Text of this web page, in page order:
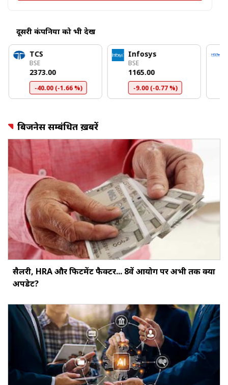
दूसरी कंपनियों को भी देखें
TCS
BSE
₹2373.00
-40.00 (-1.66 %)
Infosys
BSE
₹1165.00
-9.00 (-0.77 %)
बिजनेस सम्बंधित ख़बरें
सैलरी, HRA और फिटमेंट फैक्‍टर... 8वें आयोग पर अभी तक क्‍या
अपडेट?